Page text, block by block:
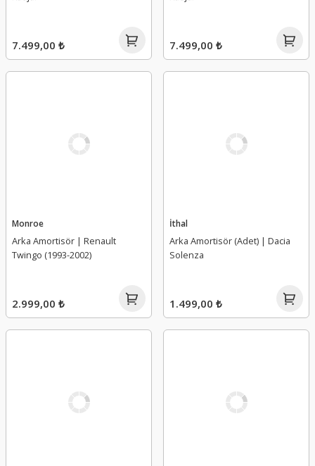
7.499,00 ₺ 7.499,00 ₺
Monroe
Arka Amortisör | Renault
Twingo (1993-2002)
2.999,00 ₺
İthal
Arka Amortisör (Adet) | Dacia
Solenza
1.499,00 ₺